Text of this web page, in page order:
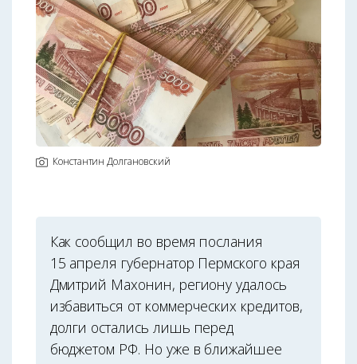
Константин Долгановский
Как сообщил во время послания
15 апреля губернатор Пермского края
Дмитрий Махонин, региону удалось
избавиться от коммерческих кредитов,
долги остались лишь перед
бюджетом РФ. Но уже в ближайшее